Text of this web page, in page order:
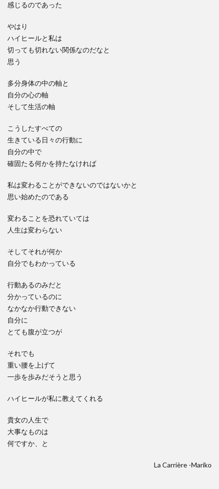
感じるのであった
やはり
ハイヒールと私は
切っても切れない関係なのだなと
思う
多分身体の中の軸と
自分の心の軸
そして生活の軸
こうしたすべての
生きている日々の行動に
自分の中で
確固たる何かを持たなければ
私は変わることができないのではないかと
思い始めたのである
変わることを恐れていては
人生は変わらない
そしてそれが何か
自分でもわかっている
行動あるのみだと
分かっているのに
なかなか行動できない
自分に
とても腹が立つが
それでも
重い腰を上げて
一歩を歩みだそうと思う
ハイヒールが私に教えてくれる
貴女の人生で
大事なものは
何ですか、と
La Carrière -Mariko